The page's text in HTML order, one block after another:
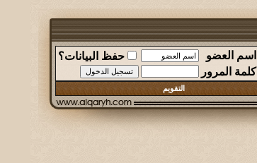
اسم العضو
حفظ البيانات؟
كلمة المرور
التقويم